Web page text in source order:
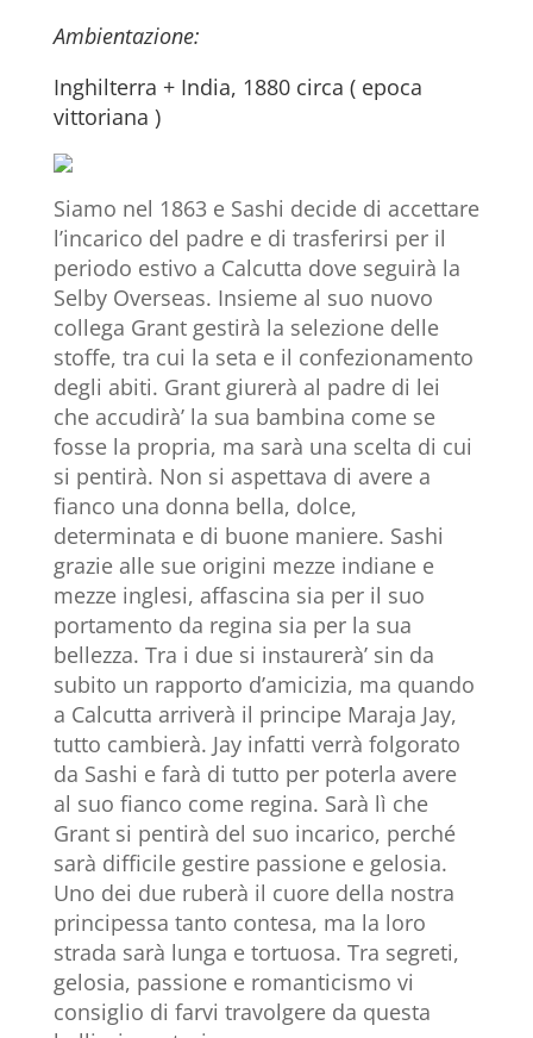
Ambientazione:
Inghilterra + India, 1880 circa ( epoca
vittoriana )
Siamo nel 1863 e Sashi decide di accettare
l’incarico del padre e di trasferirsi per il
periodo estivo a Calcutta dove seguirà la
Selby Overseas. Insieme al suo nuovo
collega Grant gestirà la selezione delle
stoffe, tra cui la seta e il confezionamento
degli abiti. Grant giurerà al padre di lei
che accudirà’ la sua bambina come se
fosse la propria, ma sarà una scelta di cui
si pentirà. Non si aspettava di avere a
fianco una donna bella, dolce,
determinata e di buone maniere. Sashi
grazie alle sue origini mezze indiane e
mezze inglesi, affascina sia per il suo
portamento da regina sia per la sua
bellezza. Tra i due si instaurerà’ sin da
subito un rapporto d’amicizia, ma quando
a Calcutta arriverà il principe Maraja Jay,
tutto cambierà. Jay infatti verrà folgorato
da Sashi e farà di tutto per poterla avere
al suo fianco come regina. Sarà lì che
Grant si pentirà del suo incarico, perché
sarà difficile gestire passione e gelosia.
Uno dei due ruberà il cuore della nostra
principessa tanto contesa, ma la loro
strada sarà lunga e tortuosa. Tra segreti,
gelosia, passione e romanticismo vi
consiglio di farvi travolgere da questa